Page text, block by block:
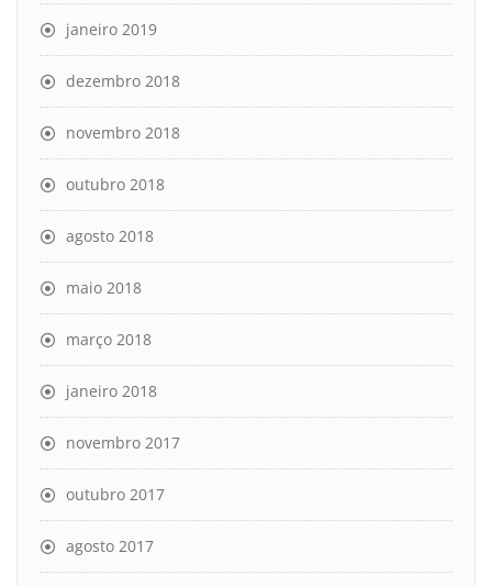
janeiro 2019
dezembro 2018
novembro 2018
outubro 2018
agosto 2018
maio 2018
março 2018
janeiro 2018
novembro 2017
outubro 2017
agosto 2017